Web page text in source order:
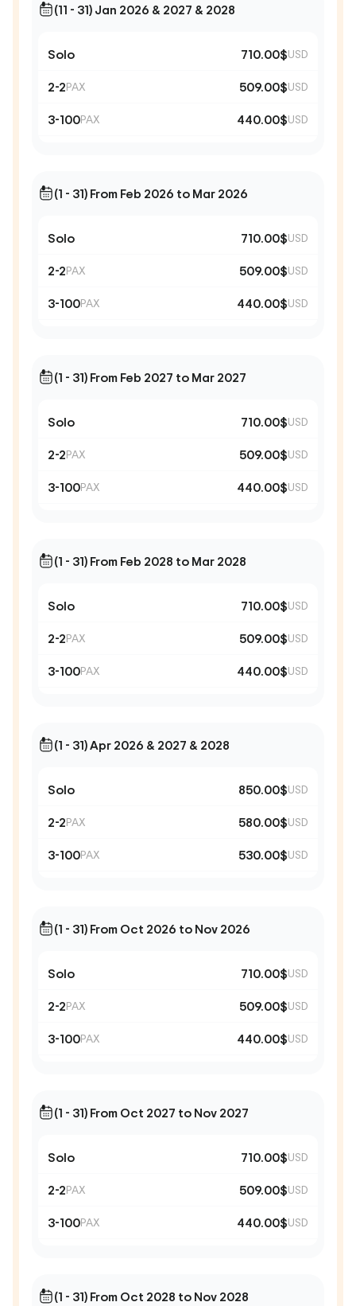
(11 - 31) Jan 2026 & 2027 & 2028
Solo 710.00$USD
2-2PAX 509.00$USD
3-100PAX 440.00$USD
(1 - 31) From Feb 2026 to Mar 2026
Solo 710.00$USD
2-2PAX 509.00$USD
3-100PAX 440.00$USD
(1 - 31) From Feb 2027 to Mar 2027
Solo 710.00$USD
2-2PAX 509.00$USD
3-100PAX 440.00$USD
(1 - 31) From Feb 2028 to Mar 2028
Solo 710.00$USD
2-2PAX 509.00$USD
3-100PAX 440.00$USD
(1 - 31) Apr 2026 & 2027 & 2028
Solo 850.00$USD
2-2PAX 580.00$USD
3-100PAX 530.00$USD
(1 - 31) From Oct 2026 to Nov 2026
Solo 710.00$USD
2-2PAX 509.00$USD
3-100PAX 440.00$USD
(1 - 31) From Oct 2027 to Nov 2027
Solo 710.00$USD
2-2PAX 509.00$USD
3-100PAX 440.00$USD
(1 - 31) From Oct 2028 to Nov 2028